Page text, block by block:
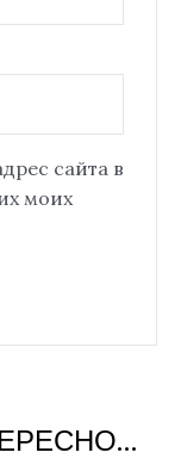
сайта в
моих